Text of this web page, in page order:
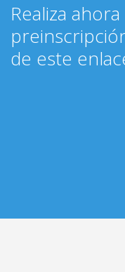
Realiza
de este